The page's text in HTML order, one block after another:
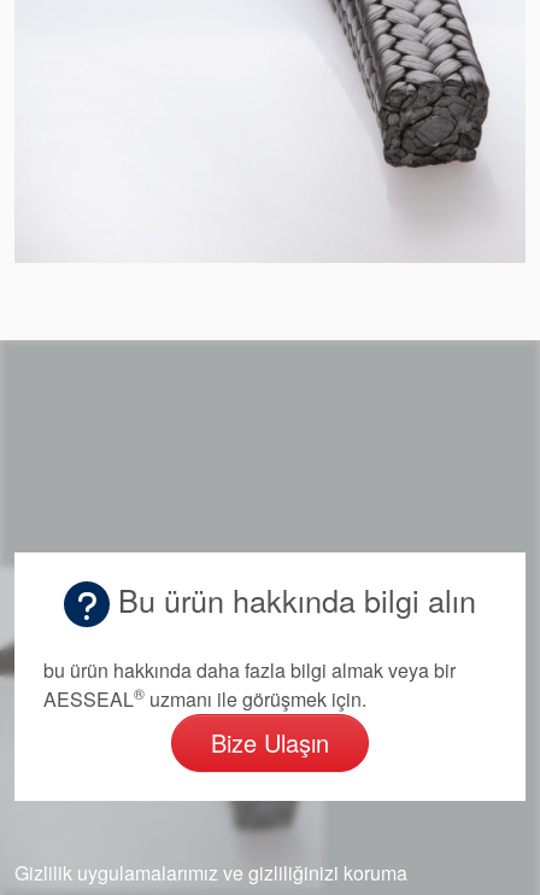
Akademi
Ürün Broşürleri
beyaz bültenler
Bu ürün hakkında bilgi alın
bu ürün hakkında daha fazla bilgi almak veya bir
AESSEAL® uzmanı ile görüşmek için.
Bize Ulaşın
Gizlilik uygulamalarımız ve gizliliğinizi koruma